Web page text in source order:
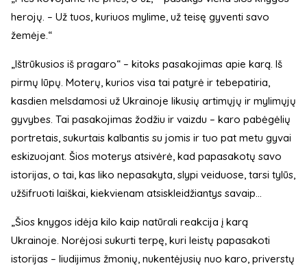
herojų. – Už tuos, kuriuos mylime, už teisę gyventi savo
žemėje.“
„Ištrūkusios iš pragaro“ – kitoks pasakojimas apie karą. Iš
pirmų lūpų. Moterų, kurios visa tai patyrė ir tebepatiria,
kasdien melsdamosi už Ukrainoje likusių artimųjų ir mylimųjų
gyvybes. Tai pasakojimas žodžiu ir vaizdu – karo pabėgėlių
portretais, sukurtais kalbantis su jomis ir tuo pat metu gyvai
eskizuojant. Šios moterys atsivėrė, kad papasakotų savo
istorijas, o tai, kas liko nepasakyta, slypi veiduose, tarsi tylūs,
užšifruoti laiškai, kiekvienam atsiskleidžiantys savaip...
„Šios knygos idėja kilo kaip natūrali reakcija į karą
Ukrainoje. Norėjosi sukurti terpę, kuri leistų papasakoti
istorijas – liudijimus žmonių, nukentėjusių nuo karo, priverstų